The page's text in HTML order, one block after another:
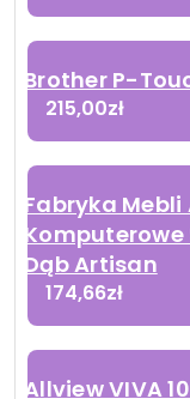
Brother P-
215,00zł
Fabryka Mebli
Komputerowe
Dąb Artisan
174,66zł
Allview VIVA